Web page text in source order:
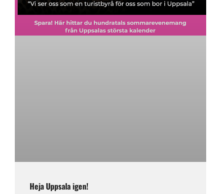
Heja Uppsala igen!